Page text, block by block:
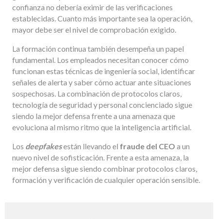
confianza no debería eximir de las verificaciones
establecidas. Cuanto más importante sea la operación,
mayor debe ser el nivel de comprobación exigido.
La formación continua también desempeña un papel
fundamental. Los empleados necesitan conocer cómo
funcionan estas técnicas de ingeniería social, identificar
señales de alerta y saber cómo actuar ante situaciones
sospechosas. La combinación de protocolos claros,
tecnología de seguridad y personal concienciado sigue
siendo la mejor defensa frente a una amenaza que
evoluciona al mismo ritmo que la inteligencia artificial.
Los deepfakesestán llevando el fraude del CEO a un
nuevo nivel de sofisticación. Frente a esta amenaza, la
mejor defensa sigue siendo combinar protocolos claros,
formación y verificación de cualquier operación sensible.